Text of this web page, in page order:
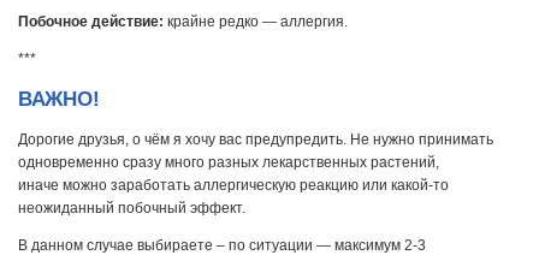
Побочное действие: крайне редко — аллергия.
***
ВАЖНО!
Дорогие друзья, о чём я хочу вас предупредить. Не нужно принимать
одновременно сразу много разных лекарственных растений,
иначе можно заработать аллергическую реакцию или какой-то
неожиданный побочный эффект.
В данном случае выбираете – по ситуации — максимум 2-3